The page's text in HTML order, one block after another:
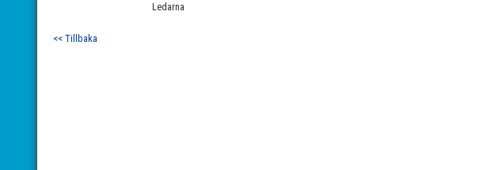
Ledarna
<< Tillbaka